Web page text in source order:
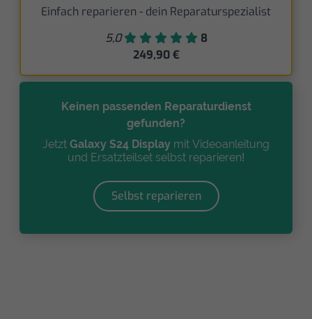
Einfach reparieren - dein Reparaturspezialist
5,0
8
249,90 €
Keinen passenden Reparaturdienst
gefunden?
Jetzt Galaxy S24 Display mit Videoanleitung
und Ersatzteilset selbst reparieren!
Selbst reparieren